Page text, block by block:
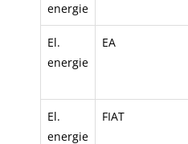
energie
El.
energie
EA
El.
energie
FIAT